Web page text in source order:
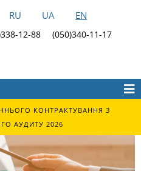
RU UA EN
12-88 (050)340-11-17
КОНТРАКТУВАННЯ З
АУДИТУ 2026